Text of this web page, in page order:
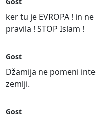
ker tu je EVROPA ! in
pravila ! STOP Islam !
Gost
Džamija ne pomeni
zemlji.
Gost